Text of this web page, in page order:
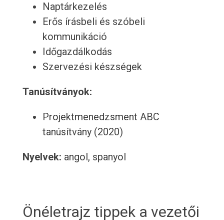
Naptárkezelés
Erős írásbeli és szóbeli
kommunikáció
Időgazdálkodás
Szervezési készségek
Tanúsítványok:
Projektmenedzsment ABC
tanúsítvány (2020)
Nyelvek: angol, spanyol
Önéletrajz tippek a vezetői